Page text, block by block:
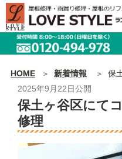
HOME 新着情報
保
2025年9月22日公開
保土ヶ谷区にて
修理